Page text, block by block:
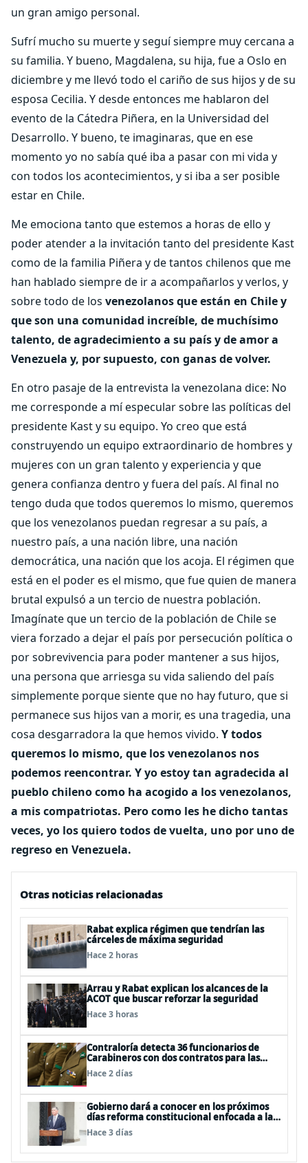
un gran amigo personal.
Sufrí mucho su muerte y seguí siempre muy cercana a
su familia. Y bueno, Magdalena, su hija, fue a Oslo en
diciembre y me llevó todo el cariño de sus hijos y de su
esposa Cecilia. Y desde entonces me hablaron del
evento de la Cátedra Piñera, en la Universidad del
Desarrollo. Y bueno, te imaginaras, que en ese
momento yo no sabía qué iba a pasar con mi vida y
con todos los acontecimientos, y si iba a ser posible
estar en Chile.
Me emociona tanto que estemos a horas de ello y
poder atender a la invitación tanto del presidente Kast
como de la familia Piñera y de tantos chilenos que me
han hablado siempre de ir a acompañarlos y verlos, y
sobre todo de los venezolanos que están en Chile y
que son una comunidad increíble, de muchísimo
talento, de agradecimiento a su país y de amor a
Venezuela y, por supuesto, con ganas de volver.
En otro pasaje de la entrevista la venezolana dice: No
me corresponde a mí especular sobre las políticas del
presidente Kast y su equipo. Yo creo que está
construyendo un equipo extraordinario de hombres y
mujeres con un gran talento y experiencia y que
genera confianza dentro y fuera del país. Al final no
tengo duda que todos queremos lo mismo, queremos
que los venezolanos puedan regresar a su país, a
nuestro país, a una nación libre, una nación
democrática, una nación que los acoja. El régimen que
está en el poder es el mismo, que fue quien de manera
brutal expulsó a un tercio de nuestra población.
Imagínate que un tercio de la población de Chile se
viera forzado a dejar el país por persecución política o
por sobrevivencia para poder mantener a sus hijos,
una persona que arriesga su vida saliendo del país
simplemente porque siente que no hay futuro, que si
permanece sus hijos van a morir, es una tragedia, una
cosa desgarradora la que hemos vivido. Y todos
queremos lo mismo, que los venezolanos nos
podemos reencontrar. Y yo estoy tan agradecida al
pueblo chileno como ha acogido a los venezolanos,
a mis compatriotas. Pero como les he dicho tantas
veces, yo los quiero todos de vuelta, uno por uno de
regreso en Venezuela.
Otras noticias relacionadas
Rabat explica régimen que tendrían las
cárceles de máxima seguridad
Hace 2 horas
Arrau y Rabat explican los alcances de la
ACOT que buscar reforzar la seguridad
Hace 3 horas
Contraloría detecta 36 funcionarios de
Carabineros con dos contratos para las
mismas funciones
Hace 2 días
Gobierno dará a conocer en los próximos
días reforma constitucional enfocada a la
seguridad
Hace 3 días